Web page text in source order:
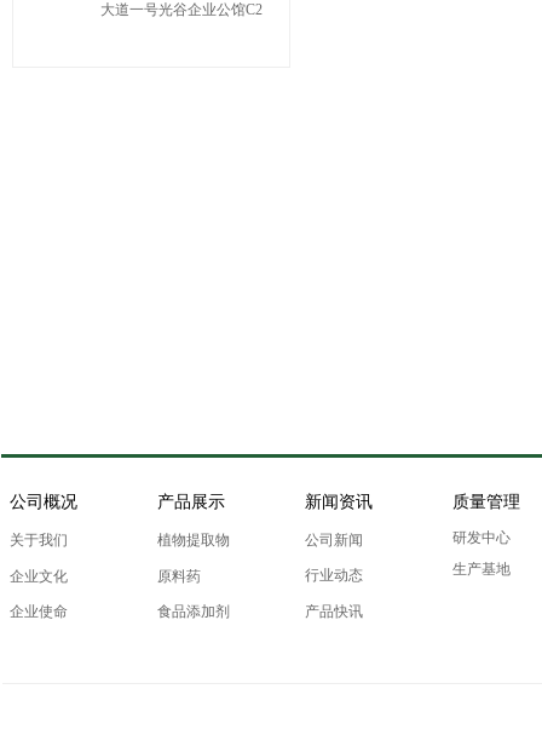
大道一号光谷企业公馆C2
质量管理
研发中心
生产基地
新闻资讯
公司新闻
行业动态
产品快讯
产品展示
植物提取物
原料药
食品添加剂
关于我们
企业文化
企业使命
公司概况